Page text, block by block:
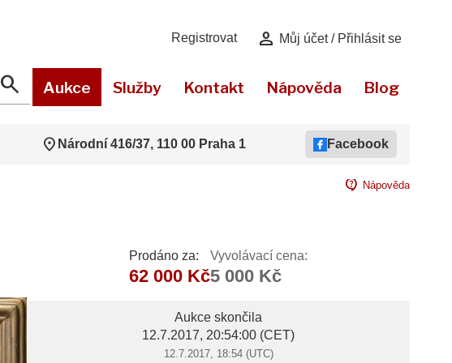
Registrovat person Můj účet / Přihlásit se
search Aukce Služby Kontakt Nápověda Blog
location_on Národní 416/37, 110 00 Praha 1 Facebook
contact_support Nápověda
Prodáno za:
62 000 Kč
Vyvolávací cena:
5 000 Kč
Aukce skončila
12.7.2017, 20:54:00 (CET)
12.7.2017, 18:54 (UTC)